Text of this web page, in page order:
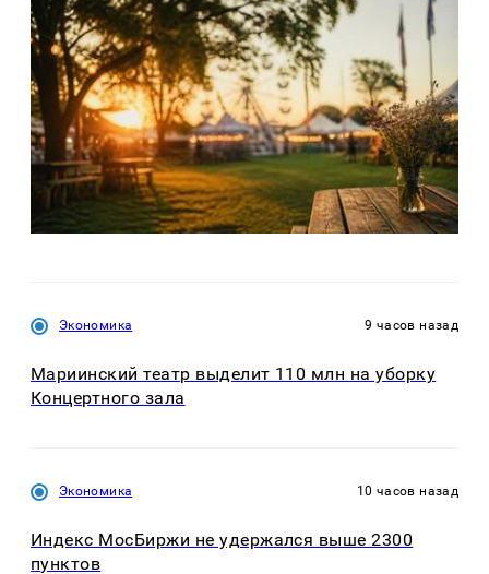
Экономика 9 часов назад
Мариинский театр выделит 110 млн на уборку
Концертного зала
Экономика 10 часов назад
Индекс МосБиржи не удержался выше 2300
пунктов